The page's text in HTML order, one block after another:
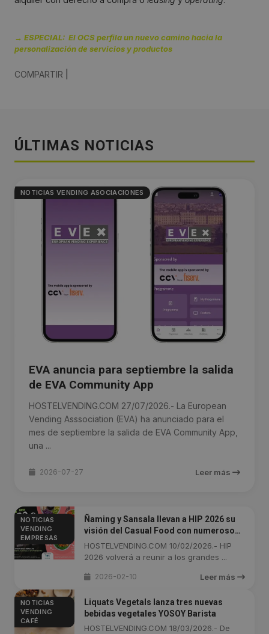
→ ESPECIAL: El OCS perfila un nuevo camino hacia la
personalización de servicios y productos
COMPARTIR
ÚLTIMAS NOTICIAS
NOTICIAS VENDING ASOCIACIONES
EVA anuncia para septiembre la salida
de EVA Community App
HOSTELVENDING.COM 27/07/2026.- La European
Vending Asssociation (EVA) ha anunciado para el
mes de septiembre la salida de EVA Community App,
una ...
2026-07-27 Leer más
NOTICIAS
VENDING
EMPRESAS
Ñaming y Sansala llevan a HIP 2026 su
visión del Casual Food con numerosos
lanzamientos
HOSTELVENDING.COM 10/02/2026.- HIP
2026 volverá a reunir a los grandes ...
2026-02-10 Leer más
NOTICIAS
VENDING
CAFÉ
Liquats Vegetals lanza tres nuevas
bebidas vegetales YOSOY Barista
HOSTELVENDING.COM 18/03/2026.- De